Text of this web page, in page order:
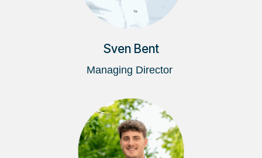
Sven Bent
Managing Director